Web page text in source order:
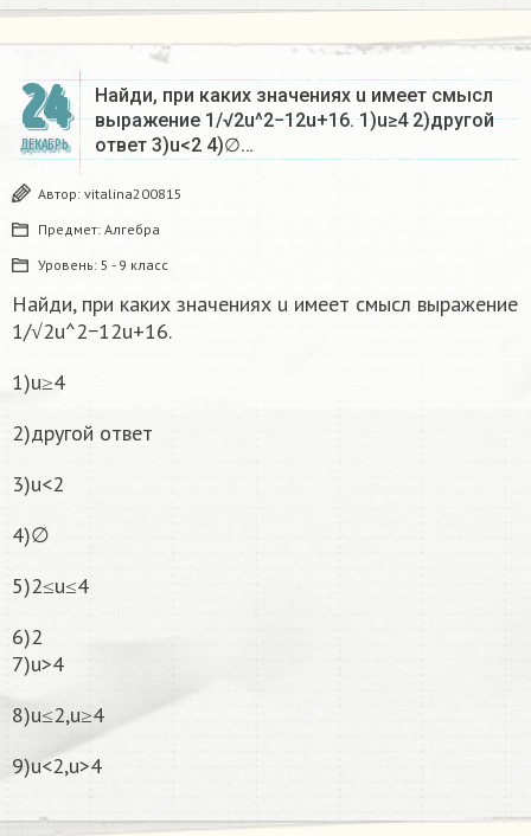
24
ДЕКАБРЬ
Найди, при каких значениях u имеет смысл
выражение 1/√2u^2−12u+16. 1)u≥4 2)другой
ответ 3)u<2 4)∅…
Автор: vitalina200815
Предмет: Алгебра
Уровень: 5 - 9 класс
Найди, при каких значениях u имеет смысл выражение
1/√2u^2−12u+16.
1)u≥4
2)другой ответ
3)u<2
4)∅
5)2≤u≤4
6)2
7)u>4
8)u≤2,u≥4
9)u<2,u>4